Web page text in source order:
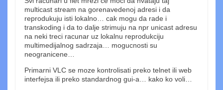
multicast stream na gorenavedenoj adresi i da
reprodukuju isti lokalno… cak mogu da rade i
transkoding i da to dalje strimuju na npr unicast adresu
na neki treci racunar uz lokalnu reprodukciju
multimedijalnog sadrzaja… mogucnosti su
neogranicene…
Primarni VLC se moze kontrolisati preko telnet ili web
interfejsa ili preko standardnog gui-a… kako ko voli…